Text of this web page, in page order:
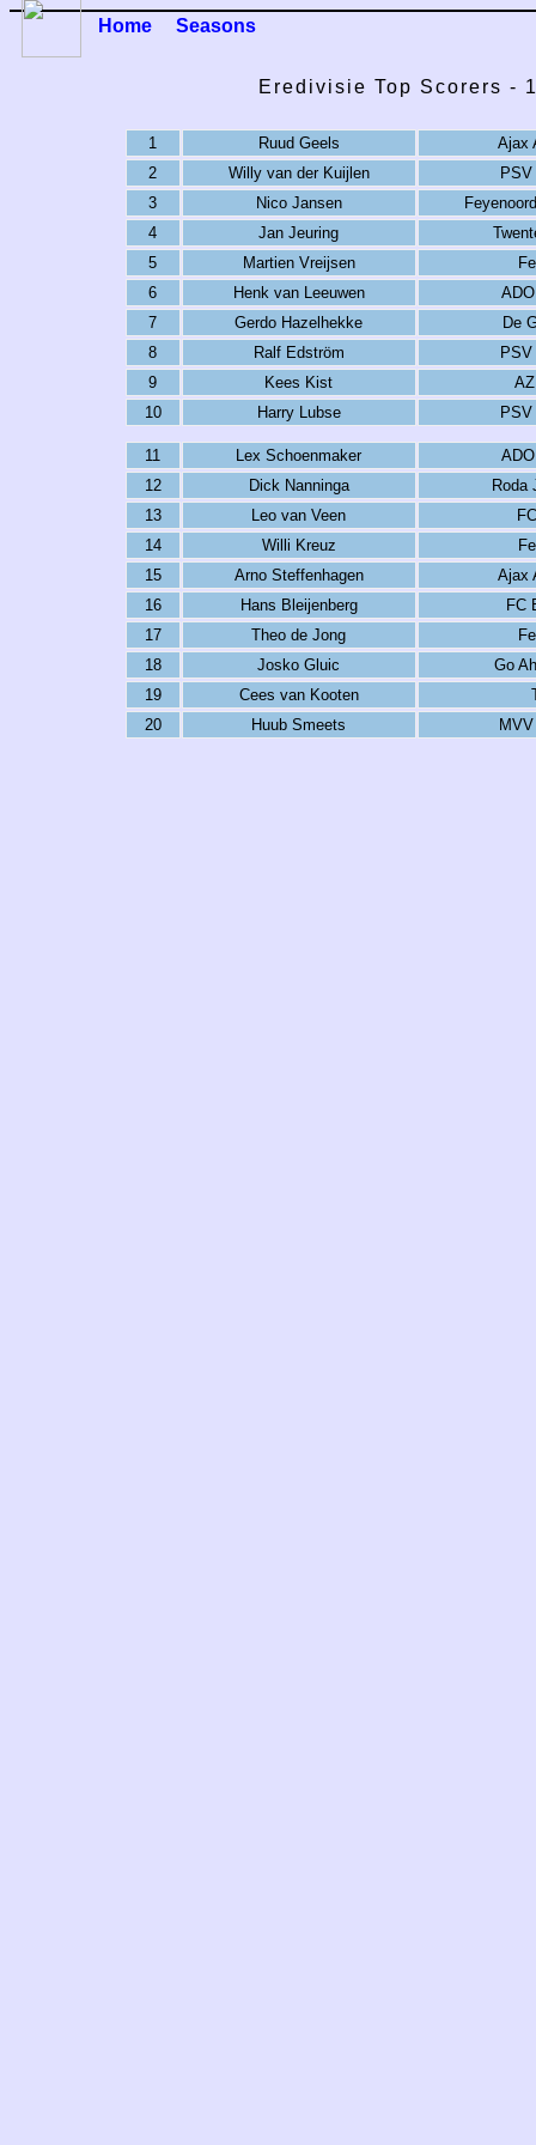
Home Seasons
Eredivisie Top Scorers -
1 Ruud Geels
Ajax
2
Willy van der Kuijlen
3
Nico Jansen
4
Jan Jeuring
5
Martien Vreijsen
6
Henk van Leeuwen
7
Gerdo Hazelhekke
De
8
Ralf Edström
9
Kees Kist
10
Harry Lubse
11 Lex Schoenmaker
12
Dick Nanninga
Roda
13
Leo van Veen
14
Willi Kreuz
15
Arno Steffenhagen
Ajax
16
Hans Bleijenberg
FC
17
Theo de Jong
18
Josko Gluic
Go
19
Cees van Kooten
20
Huub Smeets